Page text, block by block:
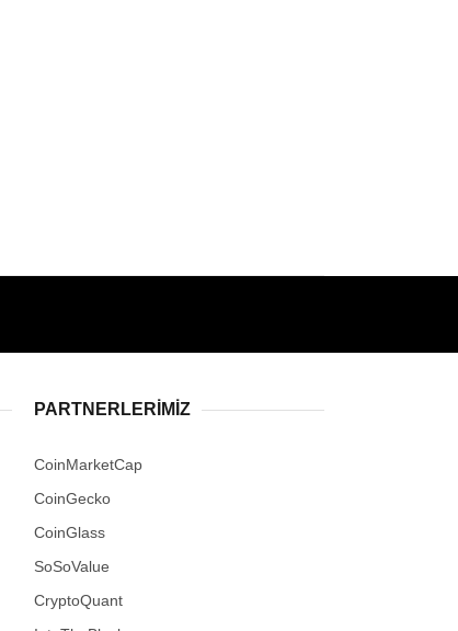
PARTNERLERIMIZ
CoinMarketCap
CoinGecko
CoinGlass
SoSoValue
CryptoQuant